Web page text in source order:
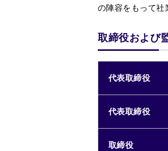
の陣容をもって社
取締役および
代表取締役
代表取締役
取締役